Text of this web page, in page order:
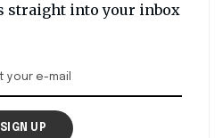
straight into your inbox
SIGN UP